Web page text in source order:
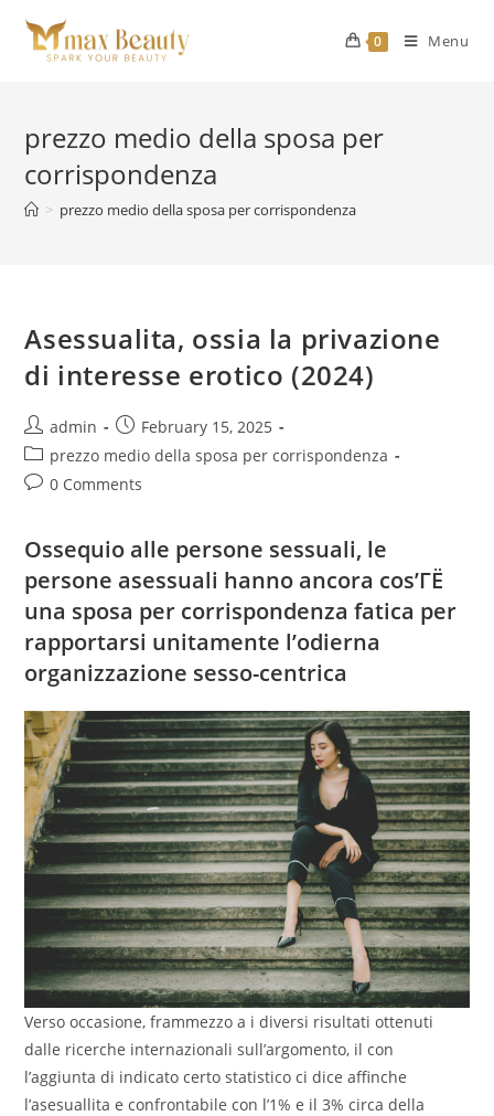
content
0 Menu
prezzo medio della sposa per
corrispondenza
> prezzo medio della sposa per corrispondenza
Asessualita, ossia la privazione
di interesse erotico (2024)
Post
author:
admin
Post
published:
February 15, 2025
Post
category:
prezzo medio della sposa per corrispondenza
Post0 Comments
Ossequio alle persone sessuali, le
persone asessuali hanno ancora cos’ГЁ
una sposa per corrispondenza fatica per
rapportarsi unitamente l’odierna
organizzazione sesso-centrica
Verso occasione, frammezzo a i diversi risultati ottenuti
dalle ricerche internazionali sull’argomento, il con
l’aggiunta di indicato certo statistico ci dice affinche
l’asesuallita e confrontabile con l’1% e il 3% circa della